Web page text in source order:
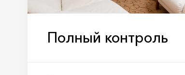
Полный контроль